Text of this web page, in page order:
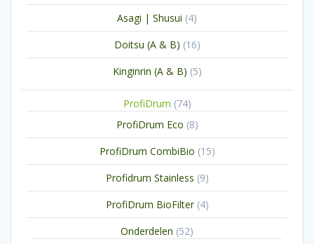
producten
Asagi | Shusui 44
producten
Doitsu (A & B) 1616
producten
Kinginrin (A & B) 55
ProfiDrum 7474
ProfiDrum Eco 88
producten
ProfiDrum CombiBio 1515
producten
Profidrum Stainless 99
producten
ProfiDrum BioFilter 44
producten
Onderdelen 5252